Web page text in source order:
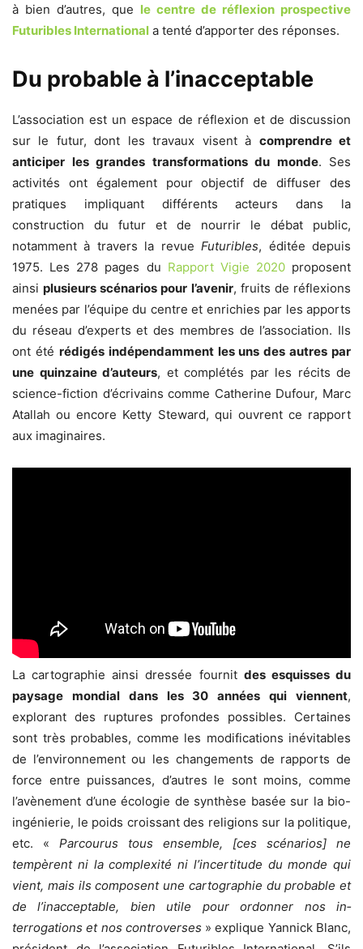
à bien d’autres, que le centre de réflexion prospective
Futuribles International a tenté d’apporter des réponses.
Du probable à l’inacceptable
L’association est un espace de réflexion et de discussion
sur le futur, dont les travaux visent à comprendre et
anticiper les grandes transformations du monde. Ses
activités ont également pour objectif de diffuser des
pratiques impliquant différents acteurs dans la
construction du futur et de nourrir le débat public,
notamment à travers la revueFuturibles, éditée depuis
1975. Les 278 pages du Rapport Vigie 2020proposent
ainsiplusieurs scénarios pour l’avenir, fruits de réflexions
menées par l’équipe du centre et enrichies par les apports
du réseau d’experts et des membres de l’association. Ils
ont été rédigés indépendamment les uns des autres par
une quinzaine d’auteurs, et complétés par les récits de
science-fiction d’écrivains comme Catherine Dufour, Marc
Atallah ou encore Ketty Steward, qui ouvrent ce rapport
aux imaginaires.
La cartographie ainsi dressée four­nit des esquisses du
paysage mondial dans les 30 années qui viennent,
explorant des ruptures profondes possibles. Certaines
sont très probables, comme les modifications inévitables
de l’environnement ou les changements de rapports de
force entre puissances, d’autres le sont moins, comme
l’avènement d’une écologie de syn­thèse basée sur la bio-
ingénierie, le poids croissant des religions sur la poli­tique,
etc. « Parcourus tous ensemble, [ces scénarios] ne
tempèrent ni la com­plexité ni l’incertitude du monde qui
vient, mais ils composent une cartographie du probable et
de l’inacceptable, bien utile pour ordonner nos in­
terrogations et nos controverses » explique Yannick Blanc,